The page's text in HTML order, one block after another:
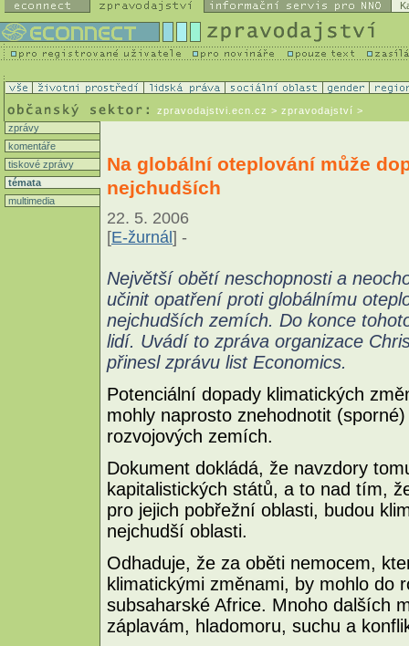
zpravodajstvi.ecn.cz > zpravodajství >
zprávy
komentáře
tiskové zprávy
témata
multimedia
Na globální oteplování může
nejchudších
22. 5. 2006
[E-žurnál] -
Největší obětí neschopnosti a
učinit opatření proti globálnímu
nejchudších zemích. Do konce
lidí. Uvádí to zpráva organizace
přinesl zprávu list Economics.
Potenciální dopady klimatických
mohly naprosto znehodnotit
rozvojových zemích.
Dokument dokládá, že navzdory
kapitalistických států, a to nad tím,
pro jejich pobřežní oblasti, budou
nejchudší oblasti.
Odhaduje, že za oběti nemocem,
klimatickými změnami, by mohlo do
subsaharské Africe. Mnoho dalších
záplavám, hladomoru, suchu a